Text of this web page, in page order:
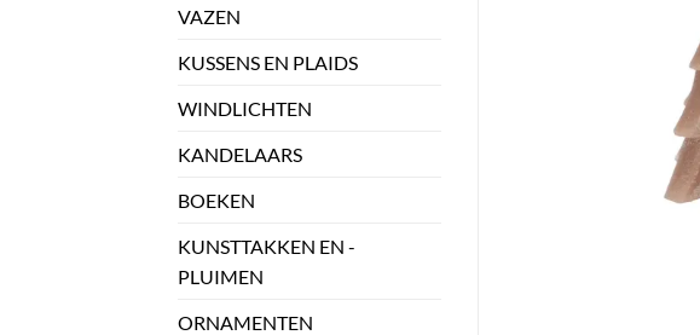
VAZEN
KUSSENS EN PLAIDS
WINDLICHTEN
KANDELAARS
BOEKEN
KUNSTTAKKEN EN -
PLUIMEN
ORNAMENTEN